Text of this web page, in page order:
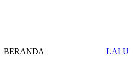
LALU
BERANDA